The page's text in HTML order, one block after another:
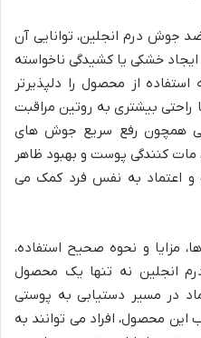
جوش درم انجلین، توانایی آن
خشکی یا کشیدگی ناخواسته
از محصول را دلپذیرتر
راحتی بیشتری به روتین مراقبت
همچون رفع سریع جوش های
مات کنندگی پوست و بهبود ظاهر
و اعتماد به نفس فرد کمک می
مزایا و نحوه صحیح استفاده،
انجلین نه تنها یک محصول
در مسیر دستیابی به پوستی
محصول، افراد می توانند به